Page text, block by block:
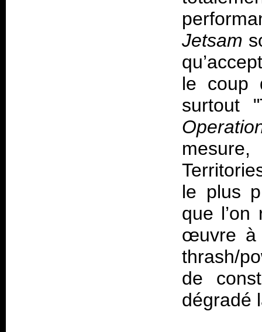
Jetsam
le coup
surtout
le plus
que
œuvre à
thrash/
de
dégradé